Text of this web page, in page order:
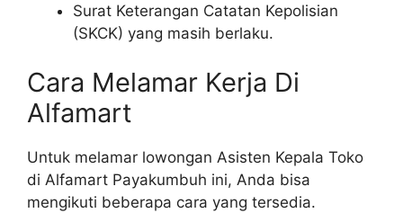
Surat Keterangan Catatan Kepolisian
(SKCK) yang masih berlaku.
Cara Melamar Kerja Di
Alfamart
Untuk melamar lowongan Asisten Kepala Toko
di Alfamart Payakumbuh ini, Anda bisa
mengikuti beberapa cara yang tersedia.